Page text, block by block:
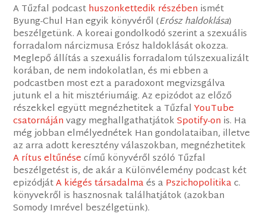
A Tűzfal podcasthuszonkettedik részében ismét
Byung-Chul Han egyik könyvéről (Erósz haldoklása)
beszélgetünk. A koreai gondolkodó szerint a szexuális
forradalom nárcizmusa Erósz haldoklását okozza.
Meglepő állítás a szexuális forradalom túlszexualizált
korában, de nem indokolatlan, és mi ebben a
podcastben most ezt a paradoxont megvizsgálva
jutunk el a hit misztériumáig. Az epizódot az előző
részekkel együtt megnézhetitek a TűzfalYouTube
csatornájánvagy meghallgathatjátokSpotify-on is. Ha
még jobban elmélyednétek Han gondolataiban, illetve
az arra adott keresztény válaszokban, megnézhetitek
A rítus eltűnésecímű könyvéről szóló Tűzfal
beszélgetést is, de akár a Különvélemény podcast két
epizódjátA kiégés társadalmaés aPszichopolitikac.
könyvekről is hasznosnak találhatjátok (azokban
Somody Imrével beszélgetünk).